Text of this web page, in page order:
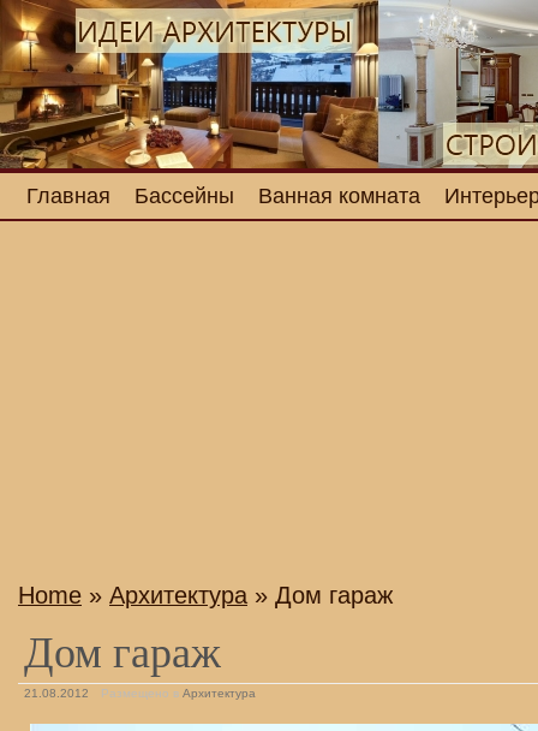
Главная Бассейны Ванная комната
Home » Архитектура » Дом гараж
Дом гараж
21.08.2012 Размещено в Архитектура